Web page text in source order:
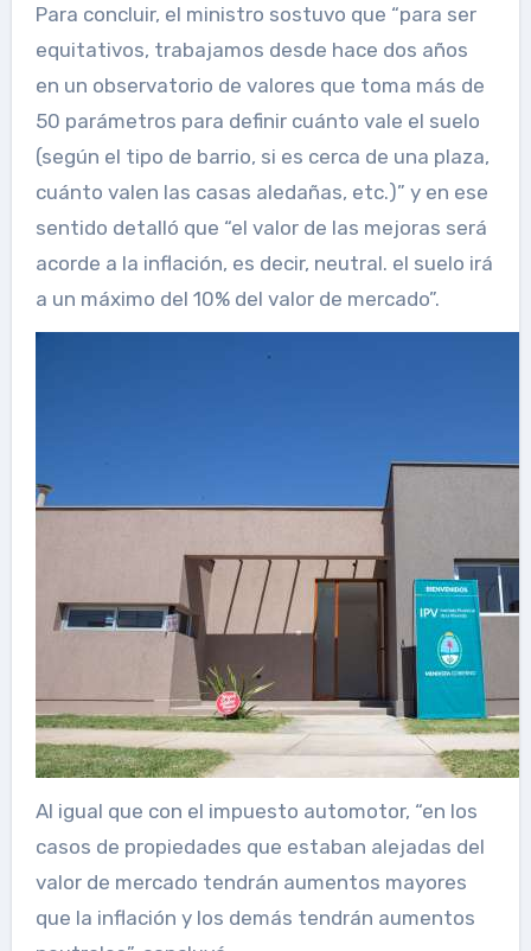
Para concluir, el ministro sostuvo que “para ser
equitativos, trabajamos desde hace dos años
en un observatorio de valores que toma más de
50 parámetros para definir cuánto vale el suelo
(según el tipo de barrio, si es cerca de una plaza,
cuánto valen las casas aledañas, etc.)” y en ese
sentido detalló que “el valor de las mejoras será
acorde a la inflación, es decir, neutral. el suelo irá
a un máximo del 10% del valor de mercado”.
Al igual que con el impuesto automotor, “en los
casos de propiedades que estaban alejadas del
valor de mercado tendrán aumentos mayores
que la inflación y los demás tendrán aumentos